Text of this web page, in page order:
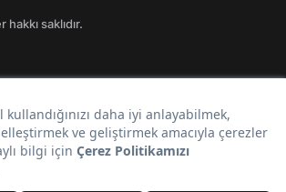
saklıdır.
markasıdır.